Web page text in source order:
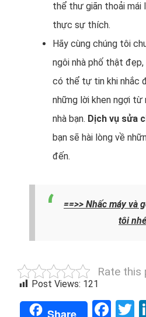
thể thư giãn thoải mái
thực sự thích.
Hãy cùng chúng tôi
ngôi nhà phố thật
có thể tự tin khi nhắc
những lời khen ngợi từ
nhà bạn. Dịch vụ sửa
bạn sẽ hài lòng về
đến.
==>> Nhấc máy và
tôi
Rate this
Post Views: 121